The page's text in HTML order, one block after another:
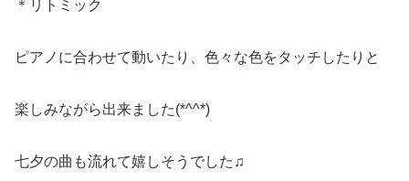
＊リトミック
ピアノに合わせて動いたり、色々な色をタッチしたりと
楽しみながら出来ました(*^^*)
七夕の曲も流れて嬉しそうでした♫